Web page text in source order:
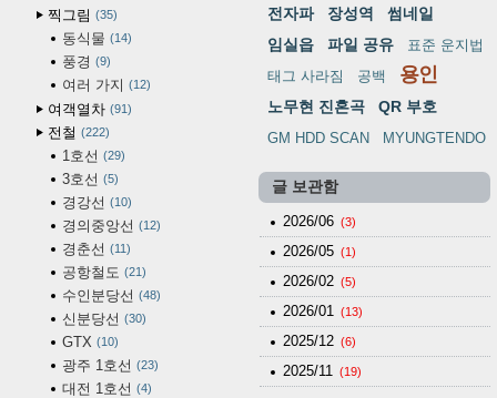
찍그림 35
동식물 14
풍경 9
여러 가지 12
여객열차 91
전철 222
1호선 29
3호선 5
경강선 10
경의중앙선 12
경춘선 11
공항철도 21
수인분당선 48
신분당선 30
GTX 10
광주 1호선 23
대전 1호선 4
전자파 장성역
썸네일
임실읍
파일 공유
표준 운지법
태그 사라짐
공백 용인
노무현 진혼곡 QR 부호
GM HDD SCAN MYUNGTENDO
글 보관함
2026/06 (3)
2026/05 (1)
2026/02 (5)
2026/01 (13)
2025/12 (6)
2025/11 (19)